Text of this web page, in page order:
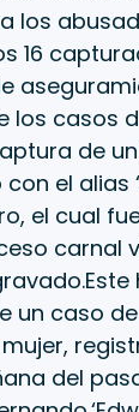
los
16
los casos
de
el alias
el cual
carnal
un caso
del